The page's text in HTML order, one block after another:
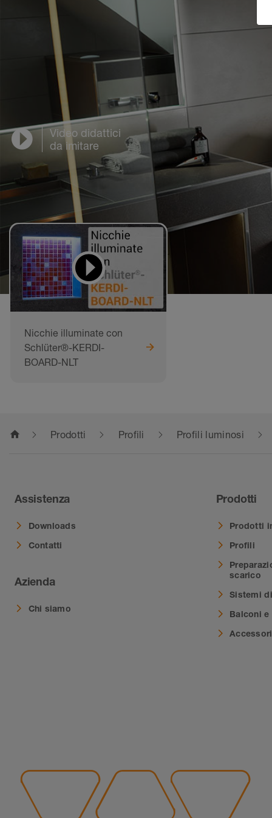
Video didattici
da imitare
Nicchie illuminate con
Schlüter®-KERDI-
BOARD-NLT
home Prodotti Profili Profili luminosi
Assistenza
Downloads
Contatti
Azienda
Chi siamo
Prodotti
Prodotti
Profili
scarico
Sistemi
Balconi e
Accessori